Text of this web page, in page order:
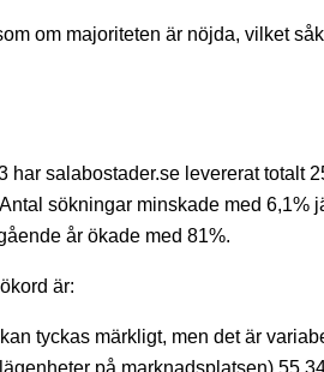
om majoriteten är nöjda, vilket
har salabostader.se levererat totalt
sökningar minskade med 6,1%
år ökade med 81%.
är:
kan tyckas märkligt, men det är
på marknadsplatsen) 55